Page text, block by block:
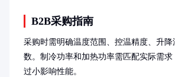
B2B采购指南
采购时需明确温度范围、控温精度、升降
数。制冷功率和加热功率需匹配实际需求
过小影响性能。